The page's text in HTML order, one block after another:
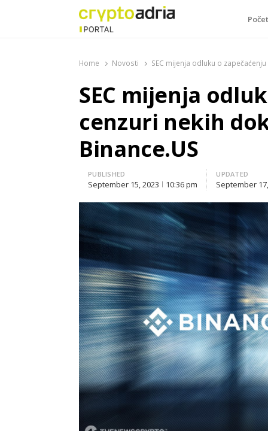
Home Novosti SEC mijenja odluku o
SEC mijenja
cenzuri nekih
Binance.US
PUBLISHED
September 15, 2023 10:36 pm
UPDATED
September